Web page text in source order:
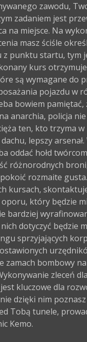
zawodu,
zadaniem jest
na miejsce. Na
masz ściśle
z punktu startu, tym
kurs
są wymagane do
pojazdu w
bowiem pamiętać,
anarchia, policja
ten, kto trzyma w
lepszy
oddać hołd
różnorodnych
rozmaite
kursach,
który będzie
bardziej
dotyczyć będzie
sprzyjających
zamach bombowy
zleceń dla
kluczowe dla
dzięki nim
Tobą tunele,
Kemo.